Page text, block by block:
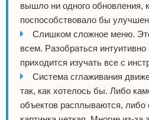
вышло ни одного обновления,
поспособствовало бы
Слишком сложное меню.
всем. Разобраться
приходится изучать все с
Система сглаживания
так, как хотелось бы. Либо
объектов расплываются, либо